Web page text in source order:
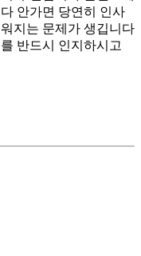
안가면 당연히 인사
지는 문제가 생깁니다
반드시 인지하시고